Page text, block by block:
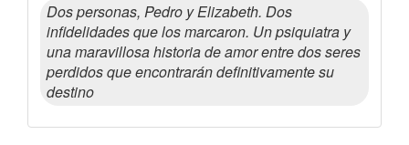
Dos personas, Pedro y Elizabeth. Dos
infidelidades que los marcaron. Un psiquiatra y
una maravillosa historia de amor entre dos seres
perdidos que encontrarán definitivamente su
destino